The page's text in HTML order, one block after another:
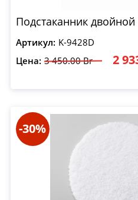
Подстаканник
Артикул: K-9428D
Цена: 3 450.00 Br 2
-30%